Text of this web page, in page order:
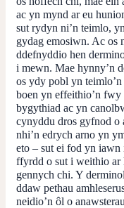
ac yn mynd ar eu
sut rydyn ni’n teimlo,
gydag emosiwn. Ac os
ddefnyddio hen
i mewn. Mae hynny’n
os ydy pobl yn
boen yn effeithio’n
bygythiad ac yn
cynyddu dros gyfnod o
nhi’n edrych arno yn
eto – sut ei fod yn
ffyrdd o sut i weithio
gennych chi. Y
ddaw pethau
neidio’n ôl o